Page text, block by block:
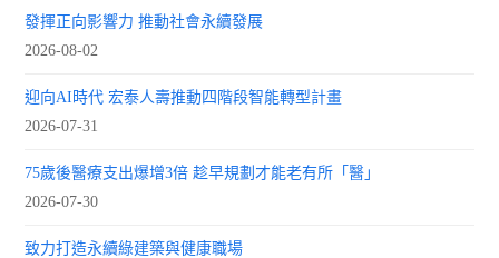
發揮正向影響力 推動社會永續發展
2026-08-02
迎向AI時代 宏泰人壽推動四階段智能轉型計畫
2026-07-31
75歲後醫療支出爆增3倍 趁早規劃才能老有所「醫」
2026-07-30
致力打造永續綠建築與健康職場